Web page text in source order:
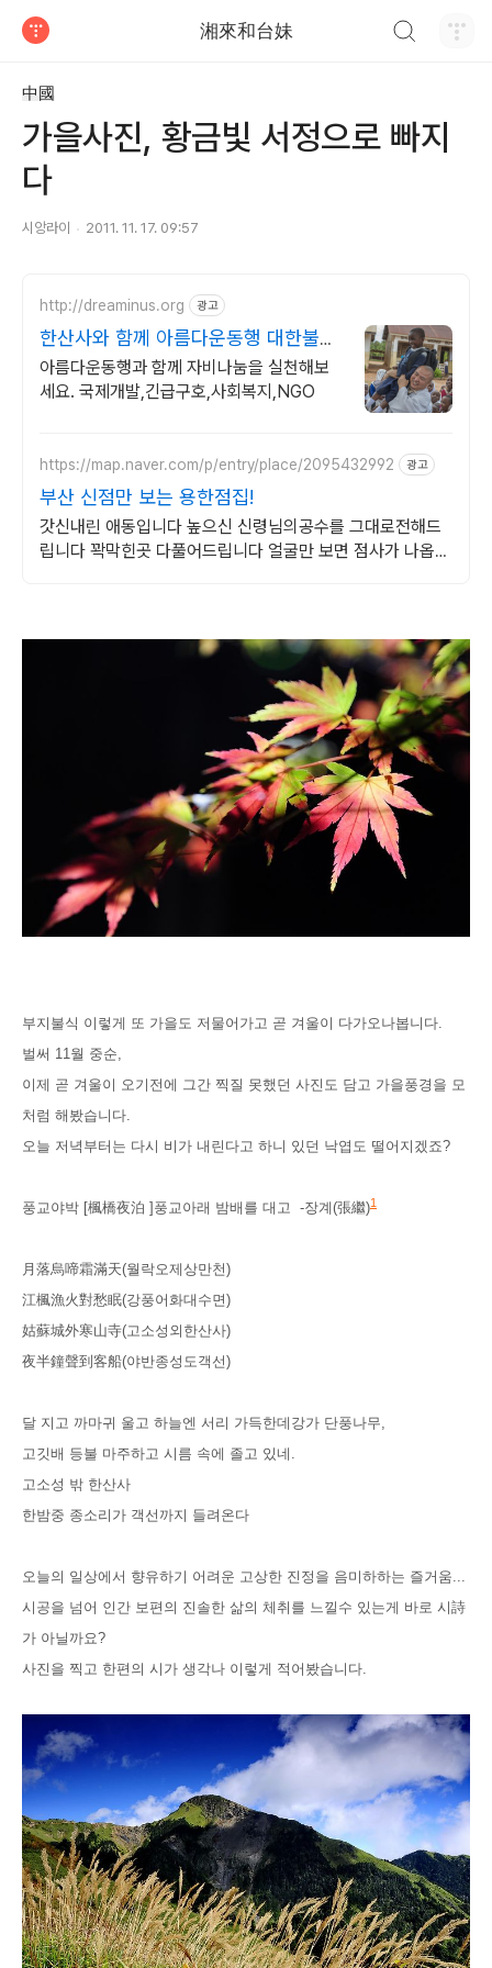
湘來和台妹
中國
가을사진, 황금빛 서정으로 빠지
다
시앙라이 2011. 11. 17. 09:57
http://dreaminus.org 광고
한산사와 함께 아름다운동행 대한불교
조계종 설립 모금기관
아름다운동행과 함께 자비나눔을 실천해보
세요. 국제개발,긴급구호,사회복지,NGO
https://map.naver.com/p/entry/place/2095432992 광고
부산 신점만 보는 용한점집!
갓신내린 애동입니다 높으신 신령님의공수를 그대로전해드
립니다 꽉막힌곳 다풀어드립니다 얼굴만 보면 점사가 나옵니
부지불식 이렇게 또 가을도 저물어가고 곧 겨울이 다가오나봅니다.
벌써 11월 중순,
이제 곧 겨울이 오기전에 그간 찍질 못했던 사진도 담고 가을풍경을 모
처럼 해봤습니다.
오늘 저녁부터는 다시 비가 내린다고 하니 있던 낙엽도 떨어지겠죠?
풍교야박 [楓橋夜泊 ]풍교아래 밤배를 대고 -장계(張繼)1
月落烏啼霜滿天(월락오제상만천)
江楓漁火對愁眠(강풍어화대수면)
姑蘇城外寒山寺(고소성외한산사)
夜半鐘聲到客船(야반종성도객선)
달 지고 까마귀 울고 하늘엔 서리 가득한데강가 단풍나무,
고깃배 등불 마주하고 시름 속에 졸고 있네.
고소성 밖 한산사
한밤중 종소리가 객선까지 들려온다
오늘의 일상에서 향유하기 어려운 고상한 진정을 음미하하는 즐거움...
시공을 넘어 인간 보편의 진솔한 삶의 체취를 느낄수 있는게 바로 시詩
가 아닐까요?
사진을 찍고 한편의 시가 생각나 이렇게 적어봤습니다.